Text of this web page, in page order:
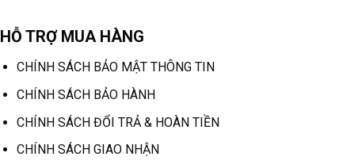
HỖ TRỢ MUA HÀNG
CHÍNH SÁCH BẢO MẬT THÔNG TIN
CHÍNH SÁCH BẢO HÀNH
CHÍNH SÁCH ĐỔI TRẢ & HOÀN TIỀN
CHÍNH SÁCH GIAO NHẬN